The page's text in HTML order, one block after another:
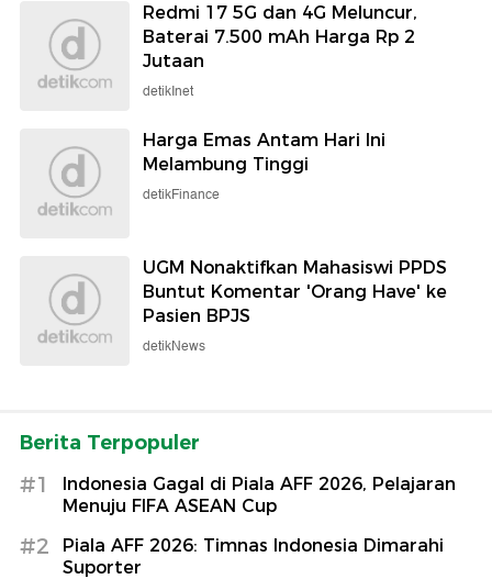
Redmi 17 5G dan 4G Meluncur,
Baterai 7.500 mAh Harga Rp 2
Jutaan
detikInet
Harga Emas Antam Hari Ini
Melambung Tinggi
detikFinance
UGM Nonaktifkan Mahasiswi PPDS
Buntut Komentar 'Orang Have' ke
Pasien BPJS
detikNews
Berita Terpopuler
#1
Indonesia Gagal di Piala AFF 2026, Pelajaran
Menuju FIFA ASEAN Cup
#2
Piala AFF 2026: Timnas Indonesia Dimarahi
Suporter